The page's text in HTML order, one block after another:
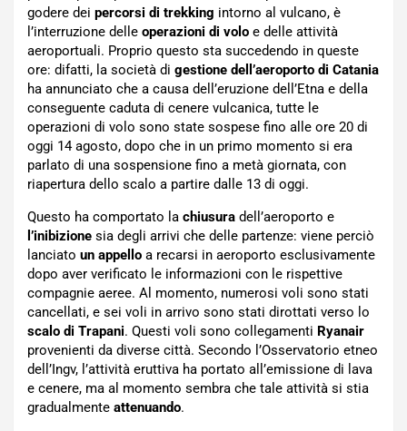
godere dei percorsi di trekking intorno al vulcano, è
l’interruzione delle operazioni di volo e delle attività
aeroportuali. Proprio questo sta succedendo in queste
ore: difatti, la società di gestione dell’aeroporto di Catania
ha annunciato che a causa dell’eruzione dell’Etna e della
conseguente caduta di cenere vulcanica, tutte le
operazioni di volo sono state sospese fino alle ore 20 di
oggi 14 agosto, dopo che in un primo momento si era
parlato di una sospensione fino a metà giornata, con
riapertura dello scalo a partire dalle 13 di oggi.
Questo ha comportato la chiusura dell’aeroporto e
l’inibizione sia degli arrivi che delle partenze: viene perciò
lanciato un appello a recarsi in aeroporto esclusivamente
dopo aver verificato le informazioni con le rispettive
compagnie aeree. Al momento, numerosi voli sono stati
cancellati, e sei voli in arrivo sono stati dirottati verso lo
scalo di Trapani. Questi voli sono collegamenti Ryanair
provenienti da diverse città. Secondo l’Osservatorio etneo
dell’Ingv, l’attività eruttiva ha portato all’emissione di lava
e cenere, ma al momento sembra che tale attività si stia
gradualmente attenuando.